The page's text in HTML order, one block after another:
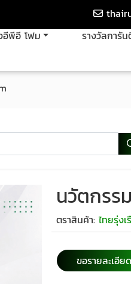
อีพีอี โฟม รางวัลการั
นวัตกรร
ตราสินค้า:ไทยรุ่ง
ขอรายละเอียด